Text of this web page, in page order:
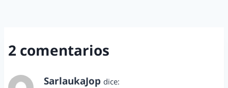
2 comentarios
SarlaukaJop dice: